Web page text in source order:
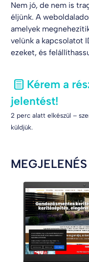
Nem jó, de nem is
éljünk. A
amelyek
velünk a kapcsolatot
ezeket, és
Kérem a
jelentést!
2 perc alatt elkészül –
küldjük.
MEGJELENÉS